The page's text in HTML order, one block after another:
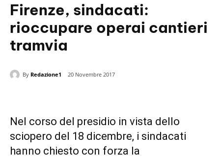
Firenze, sindacati:
rioccupare operai cantieri
tramvia
By Redazione1 20 Novembre 2017
Nel corso del presidio in vista dello
sciopero del 18 dicembre, i sindacati
hanno chiesto con forza la